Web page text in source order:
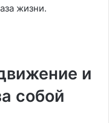
жизни.
и
собой